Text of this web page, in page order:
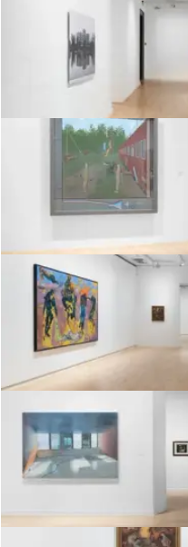
Øystein Thorvaldsen
Øystein Thorvaldsen
Øystein Thorvaldsen
Øystein Thorvaldsen